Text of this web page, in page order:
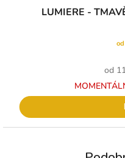
LUMIERE -
od
cena:
od